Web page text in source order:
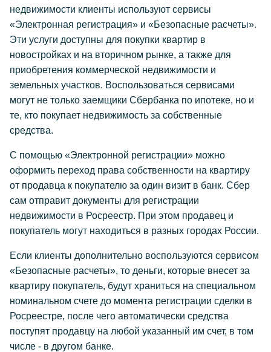
недвижимости клиенты используют сервисы
«Электронная регистрация» и «Безопасные расчеты».
Эти услуги доступны для покупки квартир в
новостройках и на вторичном рынке, а также для
приобретения коммерческой недвижимости и
земельных участков. Воспользоваться сервисами
могут не только заемщики Сбербанка по ипотеке, но и
те, кто покупает недвижимость за собственные
средства.
С помощью «Электронной регистрации» можно
оформить переход права собственности на квартиру
от продавца к покупателю за один визит в банк. Сбер
сам отправит документы для регистрации
недвижимости в Росреестр. При этом продавец и
покупатель могут находиться в разных городах России.
Если клиенты дополнительно воспользуются сервисом
«Безопасные расчеты», то деньги, которые внесет за
квартиру покупатель, будут храниться на специальном
номинальном счете до момента регистрации сделки в
Росреестре, после чего автоматически средства
поступят продавцу на любой указанный им счет, в том
числе - в другом банке.